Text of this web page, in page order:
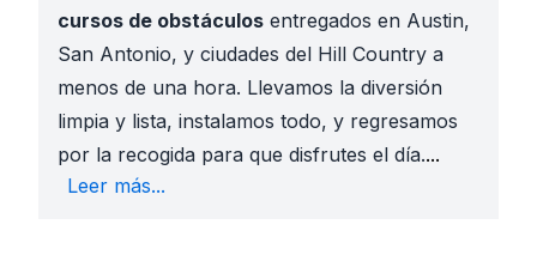
cursos de obstáculos entregados en Austin,
San Antonio, y ciudades del Hill Country a
menos de una hora. Llevamos la diversión
limpia y lista, instalamos todo, y regresamos
por la recogida para que disfrutes el día....
Leer más...